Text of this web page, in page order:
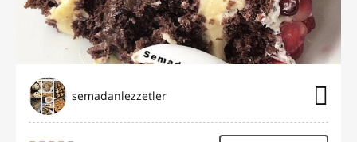
semadanlezzetler